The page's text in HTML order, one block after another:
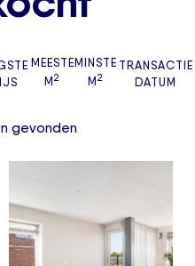
MEESTE
M2
MINSTE
M 2
TRANSACTIE
DATUM
gevonden